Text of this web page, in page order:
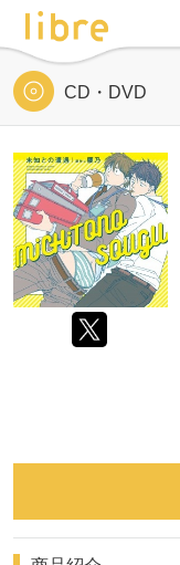
CD・DVD